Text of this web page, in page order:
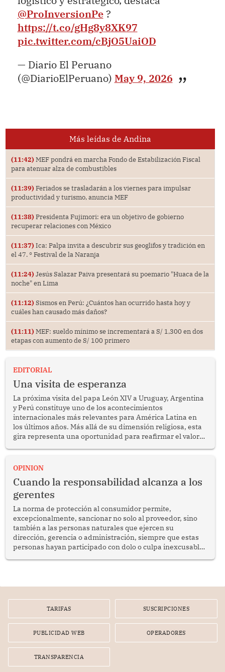
@ProInversionPe?
https://t.co/gHg8y8XK97
pic.twitter.com/cBjO5UaiOD
— Diario El Peruano
(@DiarioElPeruano) May 9, 2026
Más leídas de Andina
(11:42) MEF pondrá en marcha Fondo de Estabilización Fiscal
para atenuar alza de combustibles
(11:39) Feriados se trasladarán a los viernes para impulsar
productividad y turismo, anuncia MEF
(11:38) Presidenta Fujimori: era un objetivo de gobierno
recuperar relaciones con México
(11:37) Ica: Palpa invita a descubrir sus geoglifos y tradición en
el 47. ° Festival de la Naranja
(11:24) Jesús Salazar Paiva presentará su poemario "Huaca de la
noche" en Lima
(11:12) Sismos en Perú: ¿Cuántos han ocurrido hasta hoy y
cuáles han causado más daños?
(11:11) MEF: sueldo mínimo se incrementará a S/ 1,300 en dos
etapas con aumento de S/ 100 primero
EDITORIAL
Una visita de esperanza
La próxima visita del papa León XIV a Uruguay, Argentina
y Perú constituye uno de los acontecimientos
internacionales más relevantes para América Latina en
los últimos años. Más allá de su dimensión religiosa, esta
gira representa una oportunidad para reafirmar el valor
enfrenta desafíos en materia de desarrollo, cohesión
OPINION
Cuando la responsabilidad alcanza a los
gerentes
La norma de protección al consumidor permite,
excepcionalmente, sancionar no solo al proveedor, sino
también a las personas naturales que ejercen su
dirección, gerencia o administración, siempre que estas
personas hayan participado con dolo o culpa inexcusable
por la frustrada realización de un meet and greet con
TARIFAS SUSCRIPCIONES
PUBLICIDAD WEB OPERADORES
TRANSPARENCIA